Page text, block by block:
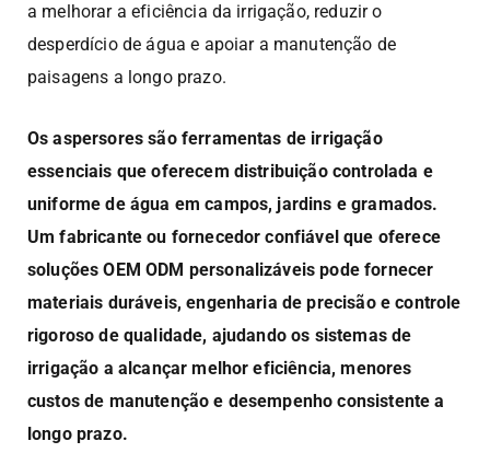
a melhorar a eficiência da irrigação, reduzir o
desperdício de água e apoiar a manutenção de
paisagens a longo prazo.
Os aspersores são ferramentas de irrigação
essenciais que oferecem distribuição controlada e
uniforme de água em campos, jardins e gramados.
Um fabricante ou fornecedor confiável que oferece
soluções OEM ODM personalizáveis pode fornecer
materiais duráveis, engenharia de precisão e controle
rigoroso de qualidade, ajudando os sistemas de
irrigação a alcançar melhor eficiência, menores
custos de manutenção e desempenho consistente a
longo prazo.